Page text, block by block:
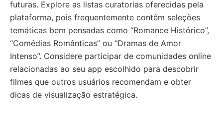
futuras. Explore as listas curatorias oferecidas pela
plataforma, pois frequentemente contêm seleções
temáticas bem pensadas como “Romance Histórico”,
“Comédias Românticas” ou “Dramas de Amor
Intenso”. Considere participar de comunidades online
relacionadas ao seu app escolhido para descobrir
filmes que outros usuários recomendam e obter
dicas de visualização estratégica.